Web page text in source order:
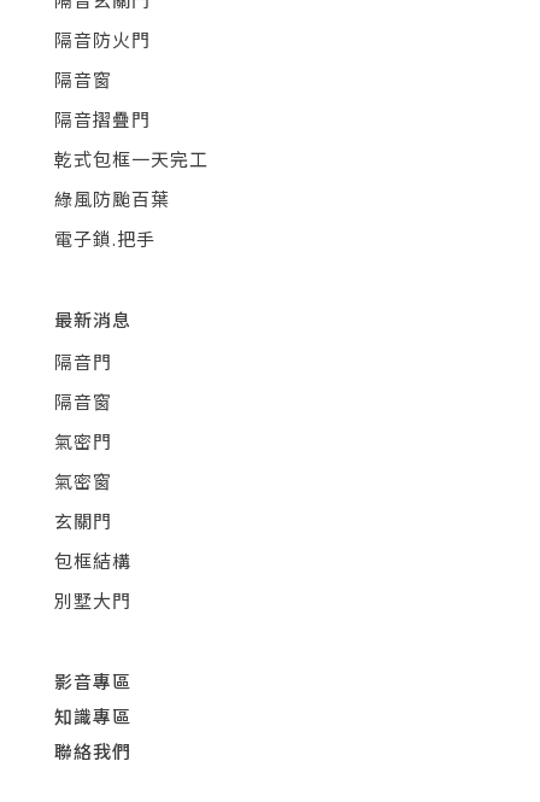
隔音防火門
隔音窗
隔音摺疊門
乾式包框一天完工
綠風防颱百葉
電子鎖.把手
最新消息
隔音門
隔音窗
氣密門
氣密窗
玄關門
包框結構
別墅大門
影音專區
知識專區
聯絡我們